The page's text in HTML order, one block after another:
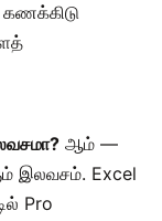
ஆம் —
இலவசம். Excel
Pro